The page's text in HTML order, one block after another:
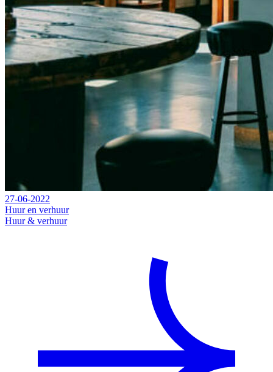
27-06-2022
Huur en verhuur
Huur & verhuur